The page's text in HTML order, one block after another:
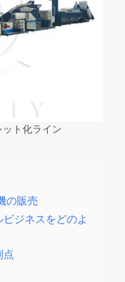
ト化ライン
の販売
ジネスをどのよ
点